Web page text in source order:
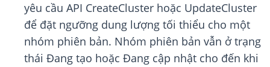
yêu cầu API CreateCluster hoặc UpdateCluster
để đặt ngưỡng dung lượng tối thiểu cho một
nhóm phiên bản. Nhóm phiên bản vẫn ở trạng
thái Đang tạo hoặc Đang cập nhật cho đến khi